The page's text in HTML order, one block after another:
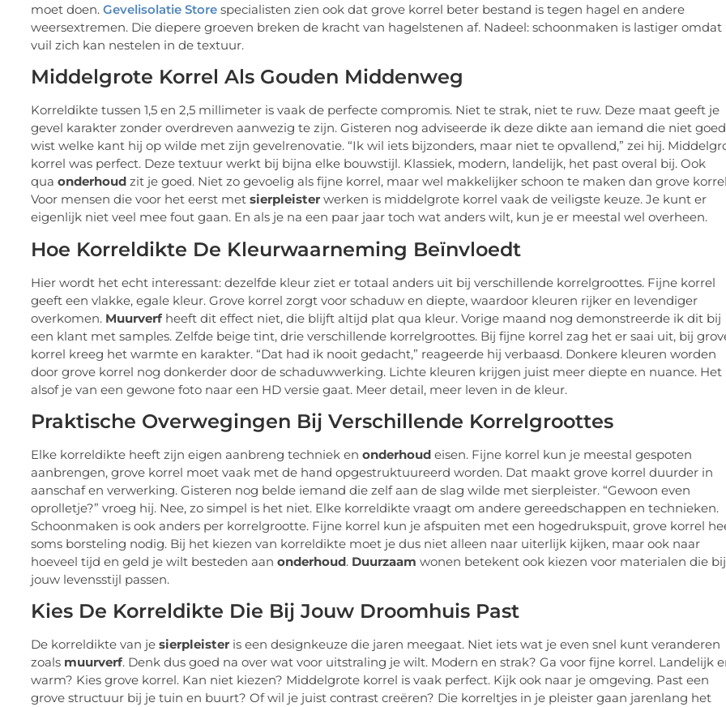
moet doen. Gevelisolatie Store specialisten zien ook dat grove korrel beter bestand is tegen hagel en andere
weersextremen. Die diepere groeven breken de kracht van hagelstenen af. Nadeel: schoonmaken is lastiger omdat
vuil zich kan nestelen in de textuur.
Middelgrote Korrel Als Gouden Middenweg
Korreldikte tussen 1,5 en 2,5 millimeter is vaak de perfecte compromis. Niet te strak, niet te ruw. Deze maat geeft je
gevel karakter zonder overdreven aanwezig te zijn. Gisteren nog adviseerde ik deze dikte aan iemand die niet goed
wist welke kant hij op wilde met zijn gevelrenovatie. “Ik wil iets bijzonders, maar niet te opvallend,” zei hij.
korrel was perfect. Deze textuur werkt bij bijna elke bouwstijl. Klassiek, modern, landelijk, het past overal bij. Ook
qua onderhoud zit je goed. Niet zo gevoelig als fijne korrel, maar wel makkelijker schoon te maken dan grove
Voor mensen die voor het eerst met sierpleister werken is middelgrote korrel vaak de veiligste keuze. Je kunt er
eigenlijk niet veel mee fout gaan. En als je na een paar jaar toch wat anders wilt, kun je er meestal wel overheen.
Hoe Korreldikte De Kleurwaarneming Beïnvloedt
Hier wordt het echt interessant: dezelfde kleur ziet er totaal anders uit bij verschillende korrelgroottes. Fijne korrel
geeft een vlakke, egale kleur. Grove korrel zorgt voor schaduw en diepte, waardoor kleuren rijker en levendiger
overkomen. Muurverf heeft dit effect niet, die blijft altijd plat qua kleur. Vorige maand nog demonstreerde ik dit bij
een klant met samples. Zelfde beige tint, drie verschillende korrelgroottes. Bij fijne korrel zag het er saai uit, bij
korrel kreeg het warmte en karakter. “Dat had ik nooit gedacht,” reageerde hij verbaasd. Donkere kleuren worden
door grove korrel nog donkerder door de schaduwwerking. Lichte kleuren krijgen juist meer diepte en nuance. Het
alsof je van een gewone foto naar een HD versie gaat. Meer detail, meer leven in de kleur.
Praktische Overwegingen Bij Verschillende Korrelgroottes
Elke korreldikte heeft zijn eigen aanbreng techniek en onderhoud eisen. Fijne korrel kun je meestal gespoten
aanbrengen, grove korrel moet vaak met de hand opgestruktuureerd worden. Dat maakt grove korrel duurder in
aanschaf en verwerking. Gisteren nog belde iemand die zelf aan de slag wilde met sierpleister. “Gewoon even
oprolletje?” vroeg hij. Nee, zo simpel is het niet. Elke korreldikte vraagt om andere gereedschappen en technieken.
Schoonmaken is ook anders per korrelgrootte. Fijne korrel kun je afspuiten met een hogedrukspuit, grove korrel
soms borsteling nodig. Bij het kiezen van korreldikte moet je dus niet alleen naar uiterlijk kijken, maar ook naar
hoeveel tijd en geld je wilt besteden aan onderhoud. Duurzaam wonen betekent ook kiezen voor materialen die bij
jouw levensstijl passen.
Kies De Korreldikte Die Bij Jouw Droomhuis Past
De korreldikte van je sierpleister is een designkeuze die jaren meegaat. Niet iets wat je even snel kunt veranderen
zoals muurverf. Denk dus goed na over wat voor uitstraling je wilt. Modern en strak? Ga voor fijne korrel. Landelijk
warm? Kies grove korrel. Kan niet kiezen? Middelgrote korrel is vaak perfect. Kijk ook naar je omgeving. Past een
grove structuur bij je tuin en buurt? Of wil je juist contrast creëren? Die korreltjes in je pleister gaan jarenlang het